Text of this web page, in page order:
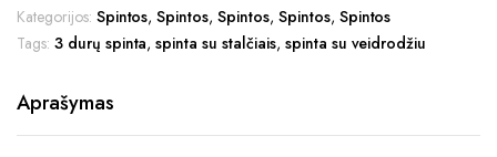
Kategorijos: Spintos,Spintos,Spintos, Spintos, Spintos
Tags: 3 durų spinta,spinta su stalčiais, spinta su veidrodžiu
Aprašymas